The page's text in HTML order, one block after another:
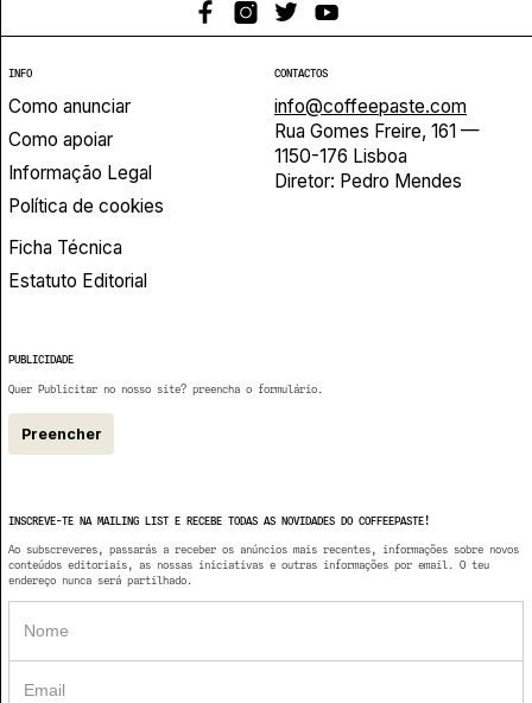
INFO
Como anunciar
Como apoiar
Informação Legal
Política de cookies
Ficha Técnica
Estatuto Editorial
CONTACTOS
info@coffeepaste.com
Rua Gomes Freire, 161 —
1150-176 Lisboa
Diretor: Pedro Mendes
PUBLICIDADE
Quer Publicitar no nosso site? preencha o formulário.
Preencher
INSCREVE-TE NA MAILING LIST E RECEBE TODAS AS NOVIDADES DO COFFEEPASTE!
Ao subscreveres, passarás a receber os anúncios mais recentes, informações sobre novos
conteúdos editoriais, as nossas iniciativas e outras informações por email. O teu
endereço nunca será partilhado.